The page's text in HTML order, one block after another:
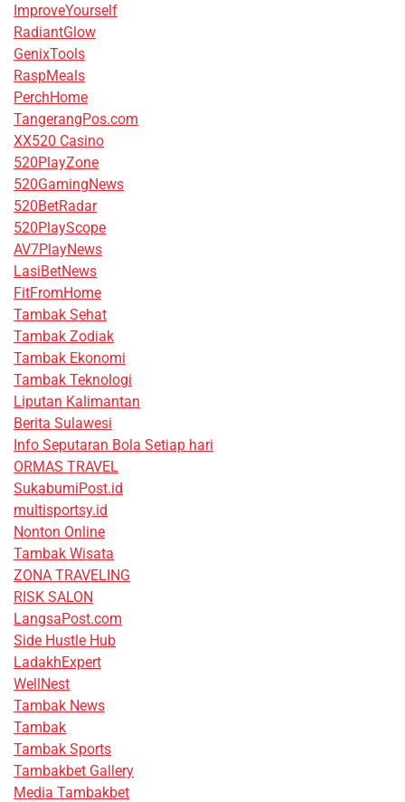
ImproveYourself
RadiantGlow
GenixTools
RaspMeals
PerchHome
TangerangPos.com
XX520 Casino
520PlayZone
520GamingNews
520BetRadar
520PlayScope
AV7PlayNews
LasiBetNews
FitFromHome
Tambak Sehat
Tambak Zodiak
Tambak Ekonomi
Tambak Teknologi
Liputan Kalimantan
Berita Sulawesi
Info Seputaran Bola Setiap hari
ORMAS TRAVEL
SukabumiPost.id
multisportsy.id
Nonton Online
Tambak Wisata
ZONA TRAVELING
RISK SALON
LangsaPost.com
Side Hustle Hub
LadakhExpert
WellNest
Tambak News
Tambak
Tambak Sports
Tambakbet Gallery
Media Tambakbet